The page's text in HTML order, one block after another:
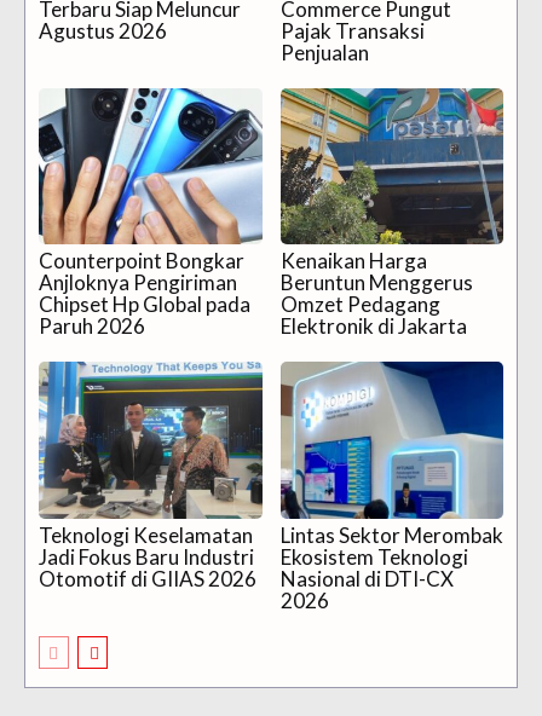
Terbaru Siap Meluncur
Agustus 2026
Commerce Pungut
Pajak Transaksi
Penjualan
Counterpoint Bongkar
Anjloknya Pengiriman
Chipset Hp Global pada
Paruh 2026
Kenaikan Harga
Beruntun Menggerus
Omzet Pedagang
Elektronik di Jakarta
Teknologi Keselamatan
Jadi Fokus Baru Industri
Otomotif di GIIAS 2026
Lintas Sektor Merombak
Ekosistem Teknologi
Nasional di DTI-CX
2026